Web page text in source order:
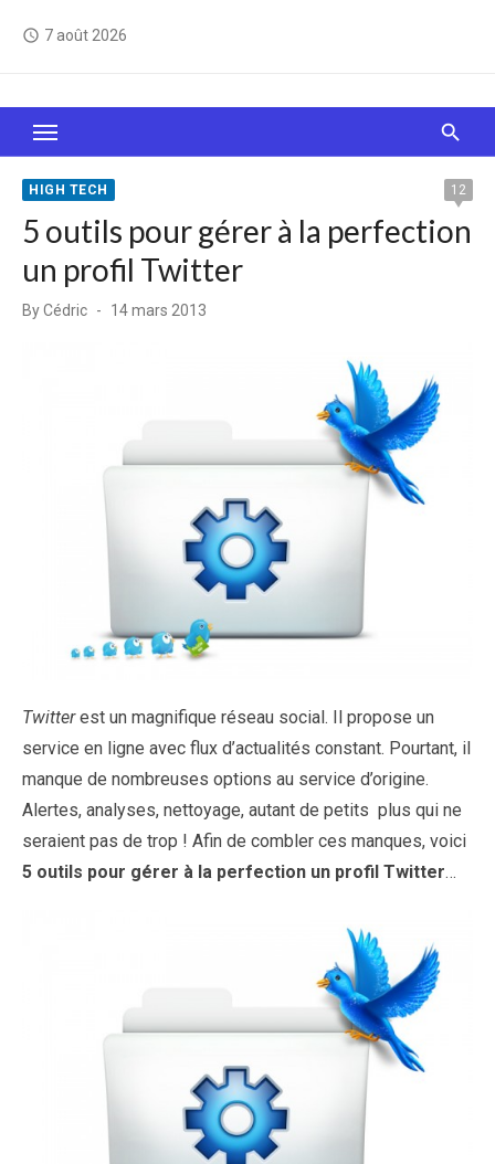
access_time 7 août 2026
Le Web, c'est comme une boîte de chocolats… On
sait jamais sur quoi on va tomber !
HIGH TECH 12
5 outils pour gérer à la perfection
un profil Twitter
ByCédric
Posted
14 mars 2013
Twitterest un magnifique réseau social. Il propose un
service en ligne avec flux d’actualités constant. Pourtant, il
manque de nombreuses options au service d’origine.
Alertes, analyses, nettoyage, autant de petits plus qui ne
seraient pas de trop ! Afin de combler ces manques, voici
5 outils pour gérer à la perfection un profil Twitter…